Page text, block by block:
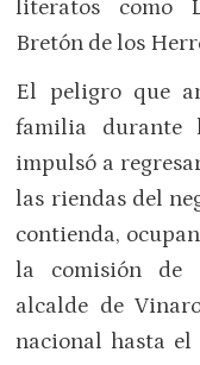
literatos como
Bretón de los
El peligro que
familia durante
impulsó a
las riendas del
contienda,
la comisión de
alcalde de
nacional hasta